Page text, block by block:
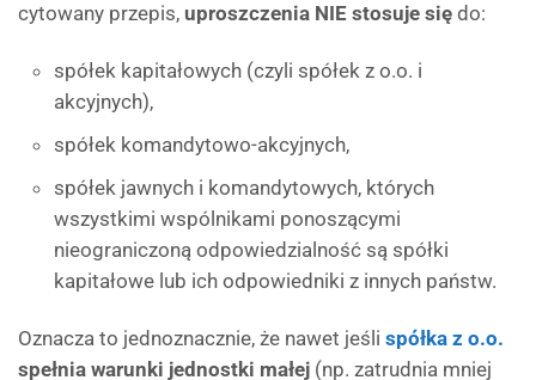
cytowany przepis, uproszczenia NIE stosuje się do:
spółek kapitałowych (czyli spółek z o.o. i
akcyjnych),
spółek komandytowo-akcyjnych,
spółek jawnych i komandytowych, których
wszystkimi wspólnikami ponoszącymi
nieograniczoną odpowiedzialność są spółki
kapitałowe lub ich odpowiedniki z innych państw.
Oznacza to jednoznacznie, że nawet jeśli spółka z o.o.
spełnia warunki jednostki małej (np. zatrudnia mniej